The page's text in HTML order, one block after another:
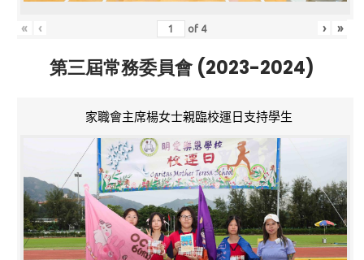
« ‹ of 4 › »
第三屆常務委員會 (2023-2024)
家職會主席楊女士親臨校運日支持學生